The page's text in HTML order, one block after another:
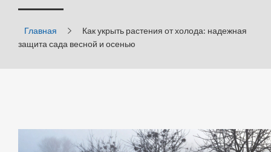
Главная
Как укрыть растения от холода: надежная
защита сада весной и осенью